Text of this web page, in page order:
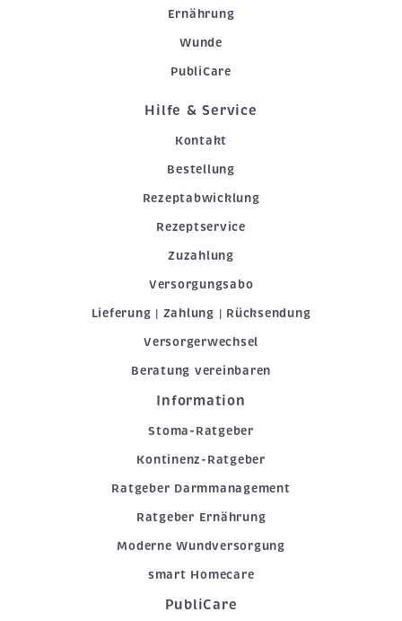
Ernährung
Wunde
PubliCare
Hilfe & Service
Kontakt
Bestellung
Rezeptabwicklung
Rezeptservice
Zuzahlung
Versorgungsabo
Lieferung | Zahlung | Rücksendung
Versorgerwechsel
Beratung vereinbaren
Information
Stoma-Ratgeber
Kontinenz-Ratgeber
Ratgeber Darmmanagement
Ratgeber Ernährung
Moderne Wundversorgung
smart Homecare
PubliCare